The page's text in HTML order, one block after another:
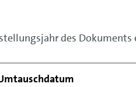
des